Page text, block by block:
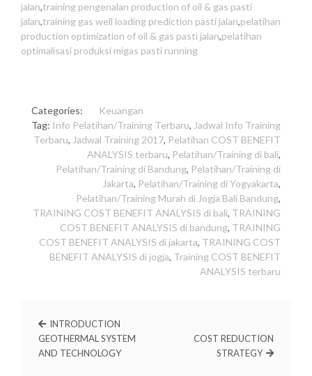
jalan,training pengenalan production of oil & gas pasti
jalan,training gas well loading prediction pasti jalan,pelatihan
production optimization of oil & gas pasti jalan,pelatihan
optimalisasi produksi migas pasti running
Categories:
Keuangan
Tag: Info Pelatihan/Training Terbaru, Jadwal Info Training
Terbaru, Jadwal Training 2017, Pelatihan COST BENEFIT
ANALYSIS terbaru, Pelatihan/Training di bali,
Pelatihan/Training di Bandung, Pelatihan/Training di
Jakarta, Pelatihan/Training di Yogyakarta,
Pelatihan/Training Murah di Jogja Bali Bandung,
TRAINING COST BENEFIT ANALYSIS di bali, TRAINING
COST BENEFIT ANALYSIS di bandung, TRAINING
COST BENEFIT ANALYSIS di jakarta, TRAINING COST
BENEFIT ANALYSIS di jogja, Training COST BENEFIT
ANALYSIS terbaru
INTRODUCTION
GEOTHERMAL SYSTEM
AND TECHNOLOGY
COST REDUCTION
STRATEGY